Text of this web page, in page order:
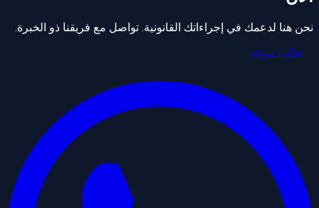
نحن هنا لدعمك في إجراءاتك القانونية. تواصل مع فريقنا ذو الخبرة.
طلب موعد